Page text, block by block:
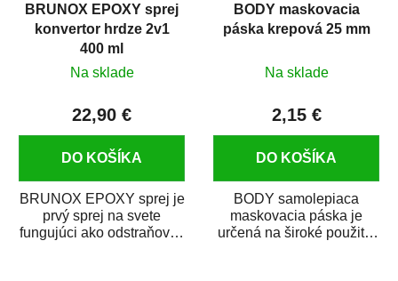
BRUNOX EPOXY sprej
konvertor hrdze 2v1
400 ml
Na sklade
22,90 €
DO KOŠÍKA
BRUNOX EPOXY sprej je
prvý sprej na svete
fungujúci ako odstraňovač
BODY maskovacia
páska krepová 25 mm
Na sklade
2,15 €
DO KOŠÍKA
BODY samolepiaca
maskovacia páska je
určená na široké použitie